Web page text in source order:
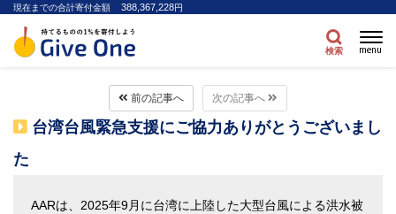
現在までの合計寄付金額 388,367,228円
検索 menu
前の記事へ 次の記事へ
台湾台風緊急支援にご協力ありがとうございまし
た
AARは、2025年9月に台湾に上陸した大型台風による洪水被